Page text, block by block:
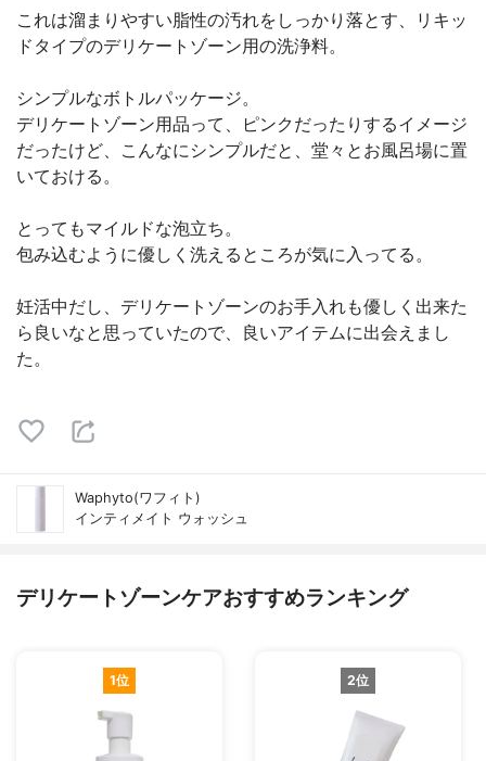
これは溜まりやすい脂性の汚れをしっかり落とす、リキッ
ドタイプのデリケートゾーン用の洗浄料。
シンプルなボトルパッケージ。
デリケートゾーン用品って、ピンクだったりするイメージ
だったけど、こんなにシンプルだと、堂々とお風呂場に置
いておける。
とってもマイルドな泡立ち。
包み込むように優しく洗えるところが気に入ってる。
妊活中だし、デリケートゾーンのお手入れも優しく出来た
ら良いなと思っていたので、良いアイテムに出会えまし
た。
Waphyto(ワフィト)
インティメイト ウォッシュ
デリケートゾーンケアおすすめランキング
1位 2位